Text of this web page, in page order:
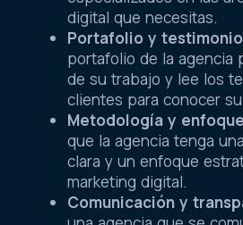
digital que necesitas.
Portafolio y
portafolio de la agencia
de su trabajo y lee los
clientes para conocer
Metodología y
que la agencia tenga
clara y un enfoque
marketing digital.
Comunicación y